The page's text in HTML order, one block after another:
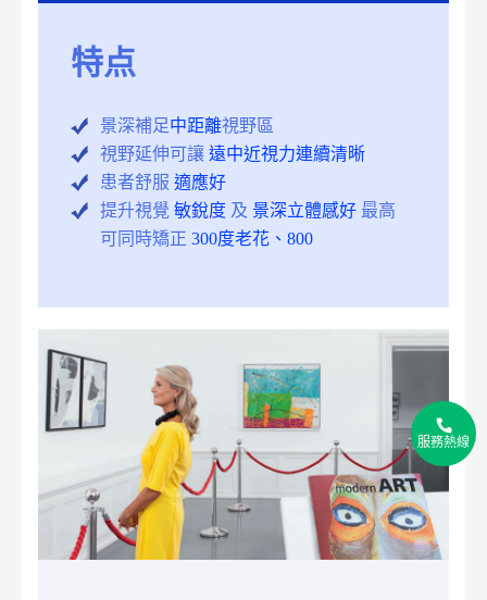
服務熱線
特点
景深補足中距離視野區
視野延伸可讓 遠中近視力連續清晰
患者舒服 適應好
提升視覺 敏銳度 及 景深立體感好 最高
可同時矯正 300度老花、800